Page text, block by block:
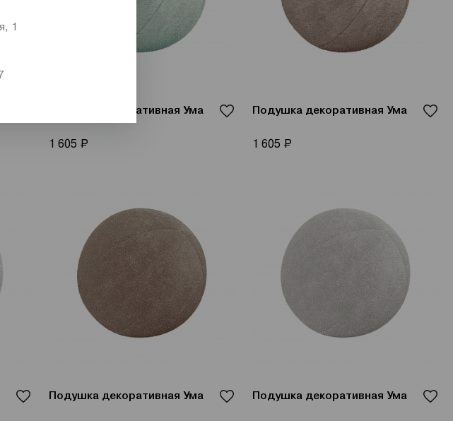
Подушка декоративная Ума
1 605 Р
Подушка декоративная Ума
1 605 Р
Подушка декоративная Ума Подушка декоративная Ума
1